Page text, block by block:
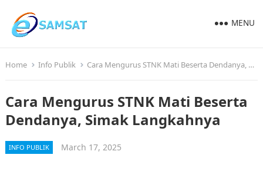
MENU
Home Info Publik Cara Mengurus STNK Mati Beserta Dendanya, Simak Langkahnya
Cara Mengurus STNK Mati Beserta
Dendanya, Simak Langkahnya
INFO PUBLIK March 17, 2025